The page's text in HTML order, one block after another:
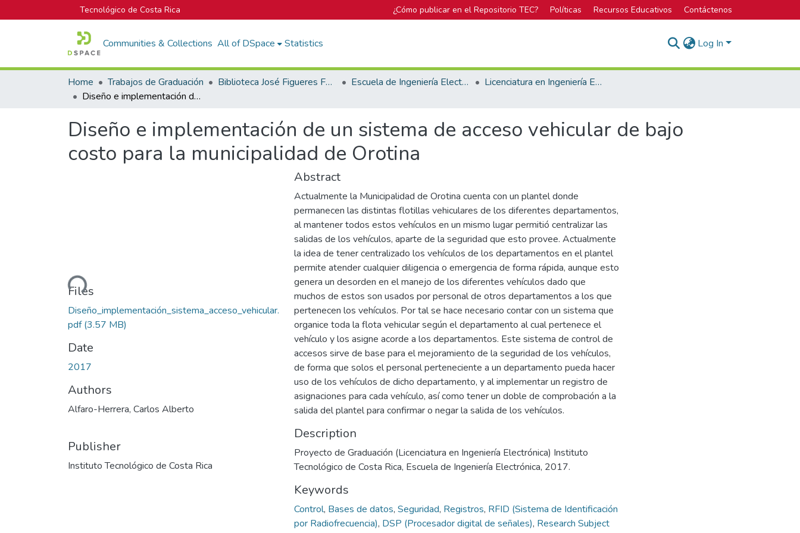
Tecnológico de Costa Rica ¿Cómo publicar en el Repositorio TEC? Políticas Recursos Educativos Contáctenos
Communities & Collections All of DSpace Statistics Log In
Home Trabajos de Graduación Biblioteca José Figueres Ferrer Escuela de Ingeniería Electrónica
Licenciatura en Ingeniería Electrónica
Diseño e implementación de un sistema de acceso vehicular de bajo costo para la municipalidad de Orotina
Diseño e implementación de un sistema de acceso vehicular de bajo
costo para la municipalidad de Orotina
Loading...
Files
Diseño_implementación_sistema_acceso_vehicular.
pdf(3.57 MB)
Date
2017
Authors
Alfaro-Herrera, Carlos Alberto
Publisher
Instituto Tecnológico de Costa Rica
Abstract
Actualmente la Municipalidad de Orotina cuenta con un plantel donde
permanecen las distintas flotillas vehiculares de los diferentes departamentos,
al mantener todos estos vehículos en un mismo lugar permitió centralizar las
salidas de los vehículos, aparte de la seguridad que esto provee. Actualmente
la idea de tener centralizado los vehículos de los departamentos en el plantel
permite atender cualquier diligencia o emergencia de forma rápida, aunque esto
genera un desorden en el manejo de los diferentes vehículos dado que
muchos de estos son usados por personal de otros departamentos a los que
pertenecen los vehículos. Por tal se hace necesario contar con un sistema que
organice toda la flota vehicular según el departamento al cual pertenece el
vehículo y los asigne acorde a los departamentos. Este sistema de control de
accesos sirve de base para el mejoramiento de la seguridad de los vehículos,
de forma que solos el personal perteneciente a un departamento pueda hacer
uso de los vehículos de dicho departamento, y al implementar un registro de
asignaciones para cada vehículo, así como tener un doble de comprobación a la
salida del plantel para confirmar o negar la salida de los vehículos.
Description
Proyecto de Graduación (Licenciatura en Ingeniería Electrónica) Instituto
Tecnológico de Costa Rica, Escuela de Ingeniería Electrónica, 2017.
Keywords
Control, Bases de datos, Seguridad, Registros, RFID (Sistema de Identificación
por Radiofrecuencia), DSP (Procesador digital de señales), Research Subject